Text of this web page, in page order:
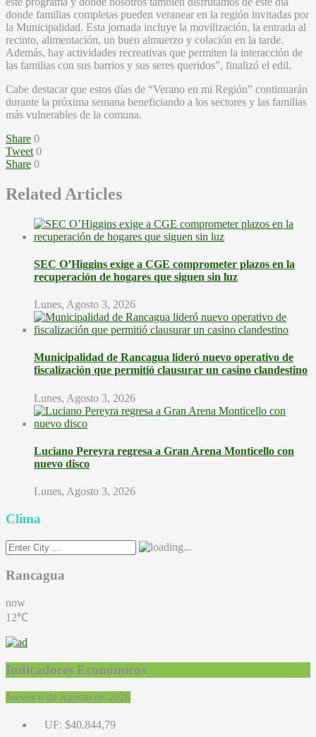
donde familias completas pueden veranear en la región invitadas por
la Municipalidad. Esta jornada incluye la movilización, la entrada al
recinto, alimentación, un buen almuerzo y colación en la tarde.
Además, hay actividades recreativas que permiten la interacción de
las familias con sus barrios y sus seres queridos”, finalizó el edil.
Cabe destacar que estos días de “Verano en mi Región” continuarán
durante la próxima semana beneficiando a los sectores y las familias
más vulnerables de la comuna.
Share 0
Tweet 0
Share 0
Related Articles
SEC O’Higgins exige a CGE comprometer plazos en la
recuperación de hogares que siguen sin luz
Lunes, Agosto 3, 2026
Municipalidad de Rancagua lideró nuevo operativo de
fiscalización que permitió clausurar un casino clandestino
Lunes, Agosto 3, 2026
Luciano Pereyra regresa a Gran Arena Monticello con
nuevo disco
Lunes, Agosto 3, 2026
Clima
Rancagua
now
12℃
Indicadores Económicos
Jueves 6 de Agosto de 2026
UF: $40.844,79